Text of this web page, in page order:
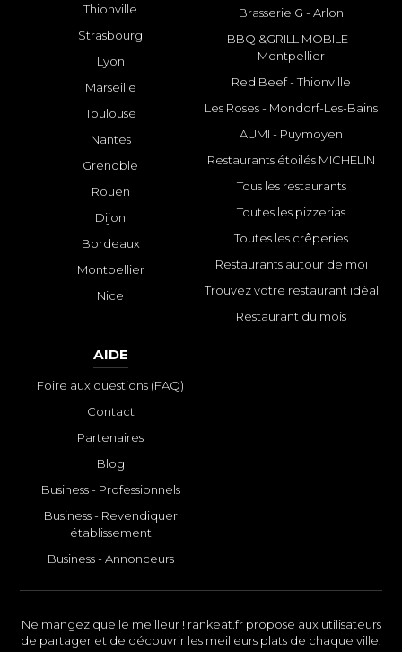
Thionville
Strasbourg
Lyon
Marseille
Toulouse
Nantes
Grenoble
Rouen
Dijon
Bordeaux
Montpellier
Nice
Brasserie G - Arlon
BBQ &GRILL MOBILE -
Montpellier
Red Beef - Thionville
Les Roses - Mondorf-Les-Bains
AUMI - Puymoyen
Restaurants étoilés MICHELIN
Tous les restaurants
Toutes les pizzerias
Toutes les crêperies
Restaurants autour de moi
Trouvez votre restaurant idéal
Restaurant du mois
AIDE
Foire aux questions (FAQ)
Contact
Partenaires
Blog
Business - Professionnels
Business - Revendiquer
établissement
Business - Annonceurs
Ne mangez que le meilleur ! rankeat.fr propose aux utilisateurs
de partager et de découvrir les meilleurs plats de chaque ville.